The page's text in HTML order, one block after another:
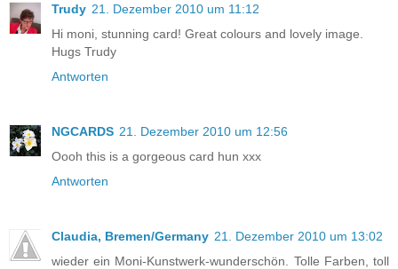
Trudy 21. Dezember 2010 um 11:12
Hi moni, stunning card! Great colours and lovely image.
Hugs Trudy
Antworten
NGCARDS 21. Dezember 2010 um 12:56
Oooh this is a gorgeous card hun xxx
Antworten
Claudia, Bremen/Germany 21. Dezember 2010 um 13:02
wieder ein Moni-Kunstwerk-wunderschön. Tolle Farben, toll